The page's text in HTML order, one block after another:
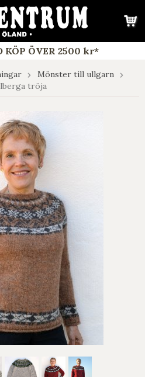
KÖP ÖVER 2500 kr*
Mönster till ullgarn
tröja